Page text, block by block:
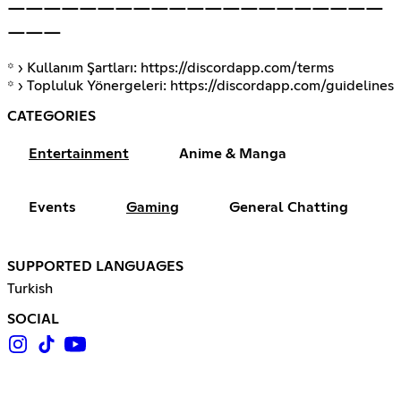
꙳ › Kullanım Şartları: https://discordapp.com/terms
꙳ › Topluluk Yönergeleri: https://discordapp.com/guidelines
CATEGORIES
Entertainment Anime & Manga
Events Gaming General Chatting
SUPPORTED LANGUAGES
Turkish
SOCIAL